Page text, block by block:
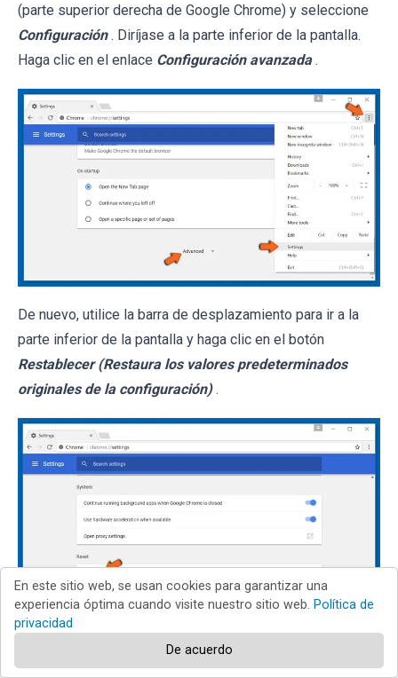
(parte superior derecha de Google Chrome) y seleccione
Configuración . Diríjase a la parte inferior de la pantalla.
Haga clic en el enlace Configuración avanzada .
De nuevo, utilice la barra de desplazamiento para ir a la
parte inferior de la pantalla y haga clic en el botón
Restablecer (Restaura los valores predeterminados
originales de la configuración) .
En la nueva ventana, confirme que quiere restablecer la
configuración predeterminada de Google Chrome haciendo
En este sitio web, se usan cookies para garantizar una
experiencia óptima cuando visite nuestro sitio web. Política de
privacidad
De acuerdo